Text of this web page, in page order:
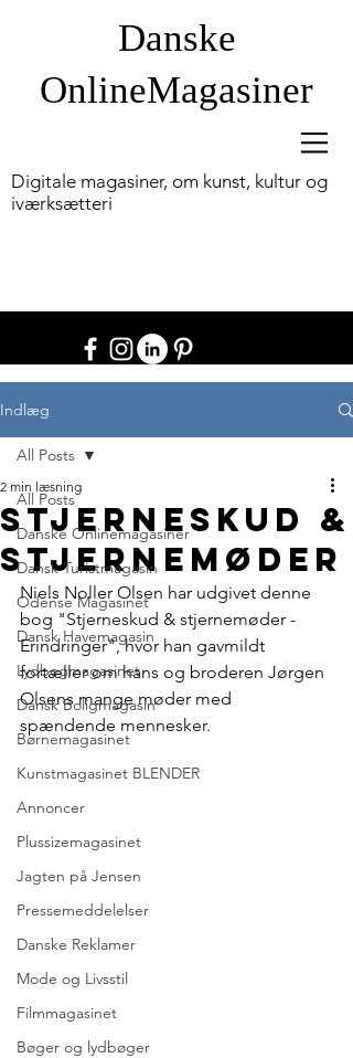
Danske
OnlineMagasiner
Digitale magasiner, om kunst, kultur og
iværksætteri
Indlæg
All Posts
Danske Onlinemagasiner
Dansk Turistmagasin
Odense Magasinet
Dansk Havemagasin
Lydbogmagasinet
Dansk Boligmagasin
Børnemagasinet
Kunstmagasinet BLENDER
Annoncer
Plussizemagasinet
Jagten på Jensen
Pressemeddelelser
Danske Reklamer
Mode og Livsstil
Filmmagasinet
Bøger og lydbøger
All Posts
Stjerneskud &
Stjernemøder
2 min læsning
Niels Noller Olsen har udgivet denne
bog "Stjerneskud & stjernemøder -
Erindringer", hvor han gavmildt
fortæller om hans og broderen Jørgen
Olsens mange møder med
spændende mennesker.